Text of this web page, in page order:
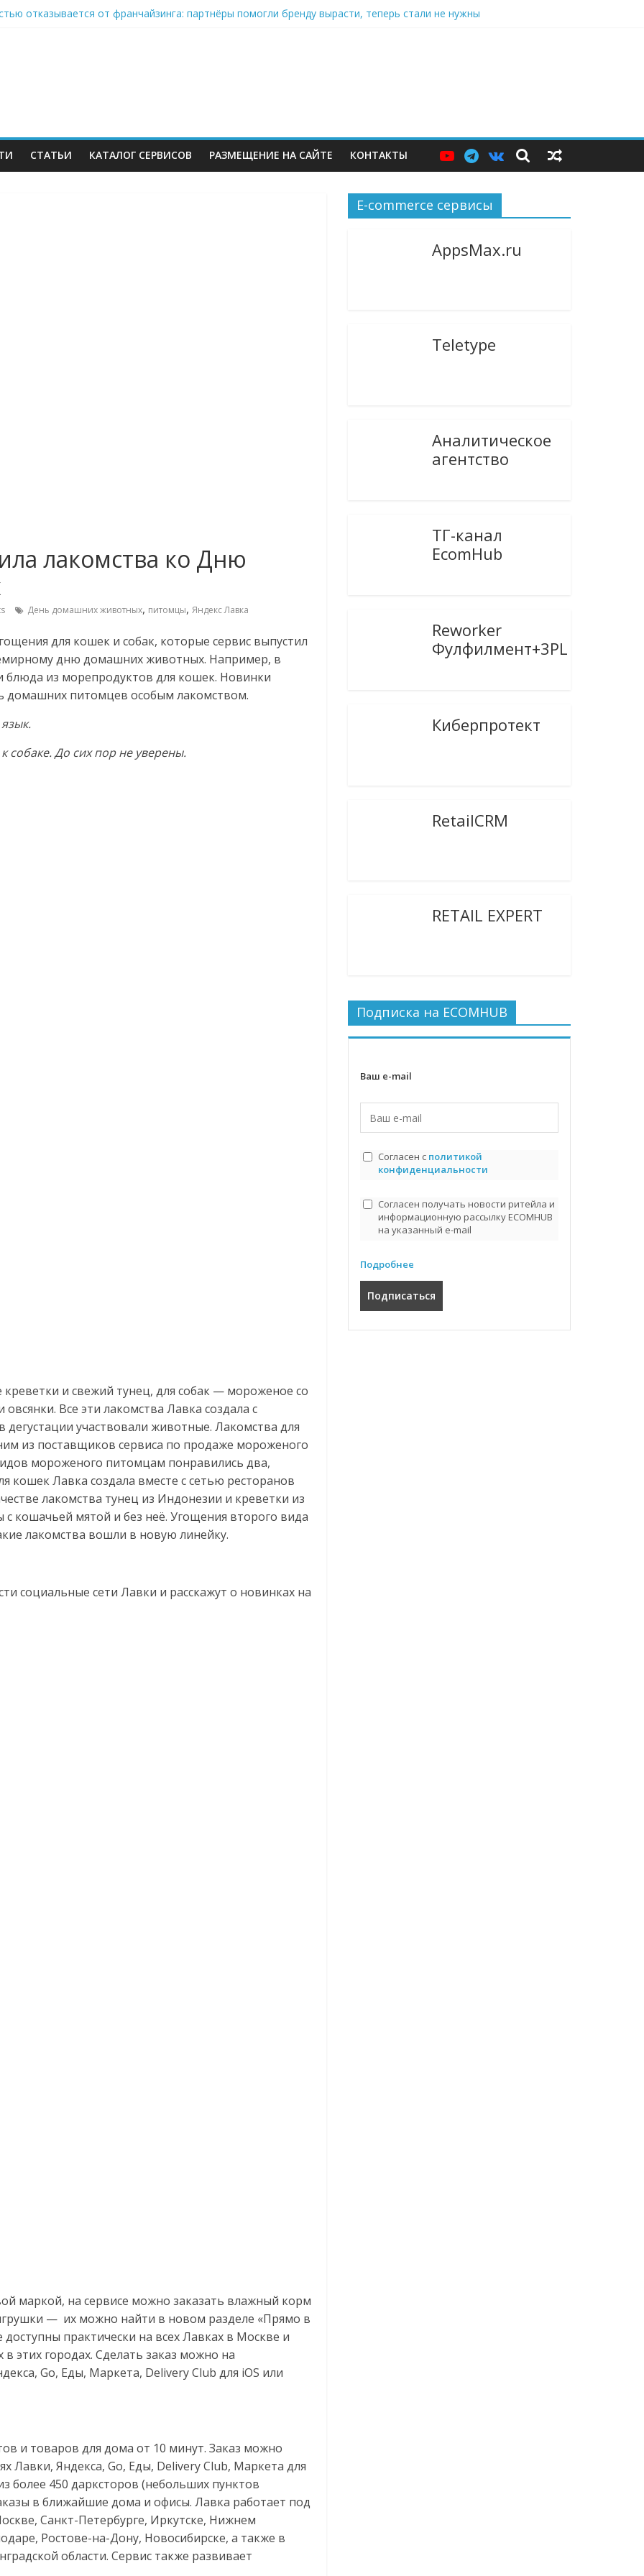
отказывается от франчайзинга: партнёры помогли бренду вырасти, теперь стали не нужны
СТАТЬИ КАТАЛОГ СЕРВИСОВ РАЗМЕЩЕНИЕ НА САЙТЕ КОНТАКТЫ
лакомства ко Дню
День домашних животных, питомцы, Яндекс Лавка
для кошек и собак, которые сервис выпустил
дню домашних животных. Например, в
блюда из морепродуктов для кошек. Новинки
домашних питомцев особым лакомством.
собаке. До сих пор не уверены.
и свежий тунец, для собак — мороженое со
Все эти лакомства Лавка создала с
участвовали животные. Лакомства для
из поставщиков сервиса по продаже мороженого
мороженого питомцам понравились два,
кошек Лавка создала вместе с сетью ресторанов
лакомства тунец из Индонезии и креветки из
кошачьей мятой и без неё. Угощения второго вида
лакомства вошли в новую линейку.
социальные сети Лавки и расскажут о новинках на
маркой, на сервисе можно заказать влажный корм
— их можно найти в новом разделе «Прямо в
доступны практически на всех Лавках в Москве и
в этих городах. Сделать заказ можно на
Go, Еды, Маркета, Delivery Club для iOS или
и товаров для дома от 10 минут. Заказ можно
Лавки, Яндекса, Go, Еды, Delivery Club, Маркета для
более 450 дарксторов (небольших пунктов
в ближайшие дома и офисы. Лавка работает под
Санкт-Петербурге, Иркутске, Нижнем
Ростове-на-Дону, Новосибирске, а также в
области. Сервис также развивает
E-commerce сервисы
AppsMax.ru
Teletype
Аналитическое
агентство
ТГ-канал
EcomHub
Reworker
Фулфилмент+3PL
Киберпротект
RetailCRM
RETAIL EXPERT
Подписка на ECOMHUB
Ваш e-mail
Согласен с политикой
конфиденциальности
Согласен получать новости ритейла и
информационную рассылку ECOMHUB
на указанный e-mail
Подробнее